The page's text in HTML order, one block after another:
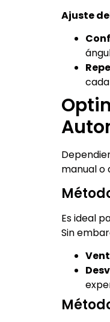
Ajuste
manual o
Es ideal
Sin